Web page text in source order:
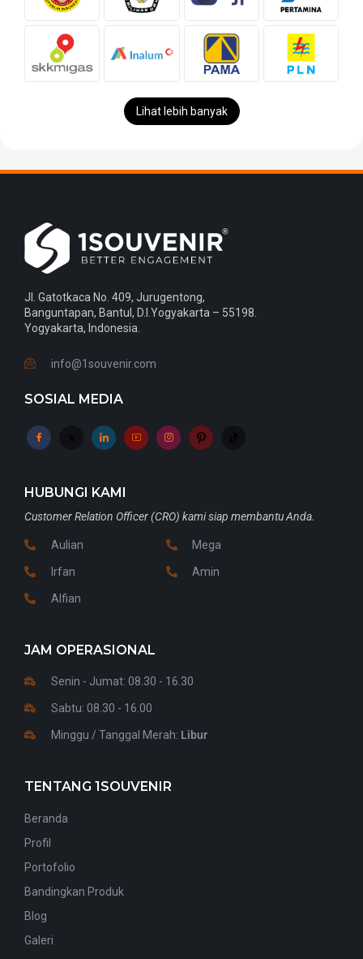
Lihat lebih banyak
Jl. Gatotkaca No. 409, Jurugentong,
Banguntapan, Bantul, D.I.Yogyakarta – 55198.
Yogyakarta, Indonesia.
info@1souvenir.com
SOSIAL MEDIA
HUBUNGI KAMI
Customer Relation Officer (CRO) kami siap membantu Anda.
Aulian
Irfan
Alfian
Mega
Amin
JAM OPERASIONAL
Senin - Jumat: 08.30 - 16.30
Sabtu: 08.30 - 16.00
Minggu / Tanggal Merah: Libur
TENTANG 1SOUVENIR
Beranda
Profil
Portofolio
Bandingkan Produk
Blog
Galeri